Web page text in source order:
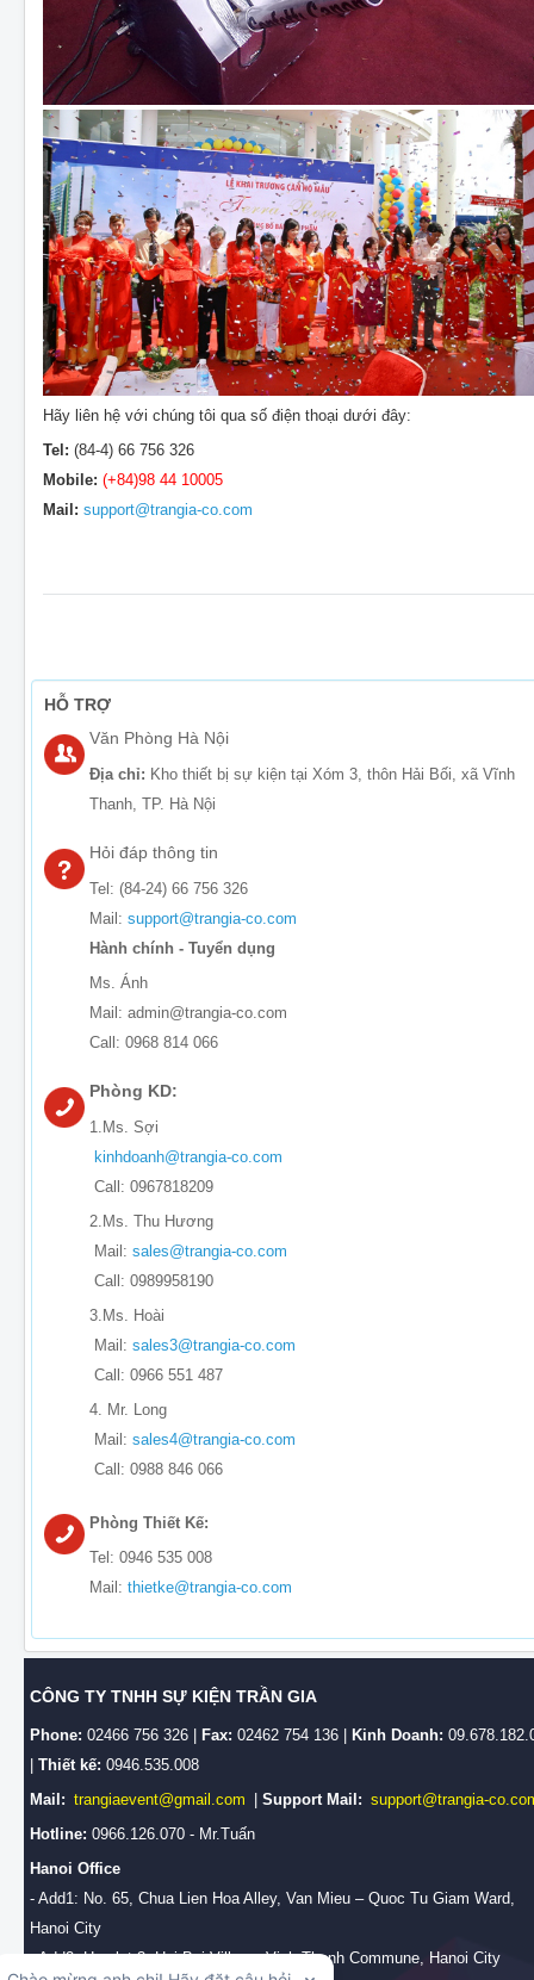
Hãy liên hệ với chúng tôi qua số điện thoại dưới đây:
Tel: (84-4) 66 756 326
Mobile: (+84)98 44 10005
Mail: support@trangia-co.com
HỖ TRỢ
Văn Phòng Hà Nội
Địa chỉ: Kho thiết bị sự kiện tại Xóm 3, thôn Hải Bối, xã Vĩnh
Thanh, TP. Hà Nội
Hỏi đáp thông tin
Tel: (84-24) 66 756 326
Mail: support@trangia-co.com
Hành chính - Tuyển dụng
Ms. Ánh
Mail: admin@trangia-co.com
Call: 0968 814 066
Phòng KD:
1.Ms. Sợi
kinhdoanh@trangia-co.com
Call: 0967818209
2.Ms. Thu Hương
Mail: sales@trangia-co.com
Call: 0989958190
3.Ms. Hoài
Mail: sales3@trangia-co.com
Call: 0966 551 487
4. Mr. Long
Mail: sales4@trangia-co.com
Call: 0988 846 066
Phòng Thiết Kế:
Tel: 0946 535 008
Mail: thietke@trangia-co.com
CÔNG TY TNHH SỰ KIỆN TRẦN GIA
Phone: 02466 756 326 | Fax: 02462 754 136 | Kinh Doanh:
Thiết kế: 0946.535.008
Mail: trangiaevent@gmail.com Support Mail: support@trangia-
Hotline: 0966.126.070 - Mr.Tuấn
Hanoi Office
- Add1: No. 65, Chua Lien Hoa Alley, Van Mieu – Quoc Tu Giam Ward,
Hanoi City
- Add2: Hamlet 3, Hai Boi Village, Vinh Thanh Commune, Hanoi City